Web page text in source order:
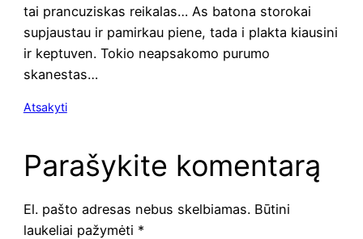
tai pran­cuzi­skas rei­ka­las… As bato­na sto­ro­kai
supjaus­tau ir pamir­kau pie­ne, tada i plak­ta kiau­si­ni
ir kep­tu­ven. Tokio neap­sa­ko­mo puru­mo
skanestas…
Atsakyti
Parašykite komentarą
El. pašto adresas nebus skelbiamas. Būtini
laukeliai pažymėti *